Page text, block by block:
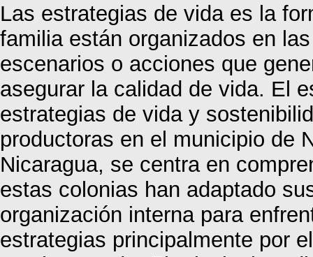
Las estrategias de vida es la
familia están organizados en
escenarios o acciones que
asegurar la calidad de vida. El
estrategias de vida y
productoras en el municipio de
Nicaragua, se centra en
estas colonias han adaptado
organización interna para
estrategias principalmente por